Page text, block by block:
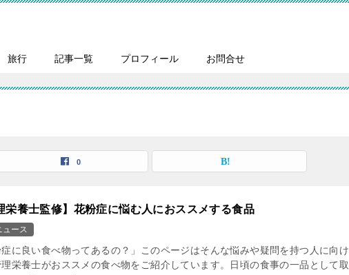
旅行 記事一覧 プロフィール お問合せ
0
栄養士監修】花粉症に悩む人におススメする食品
ュース
症に良い食べ物ってあるの？」このページはそんな悩みや疑問を持つ人に向け
栄養士がおススメの食べ物をご紹介しています。日頃の食事の一品として取